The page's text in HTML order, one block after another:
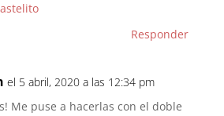
Responder
el 5 abril, 2020 a las 12:34 pm
Me puse a hacerlas con el doble